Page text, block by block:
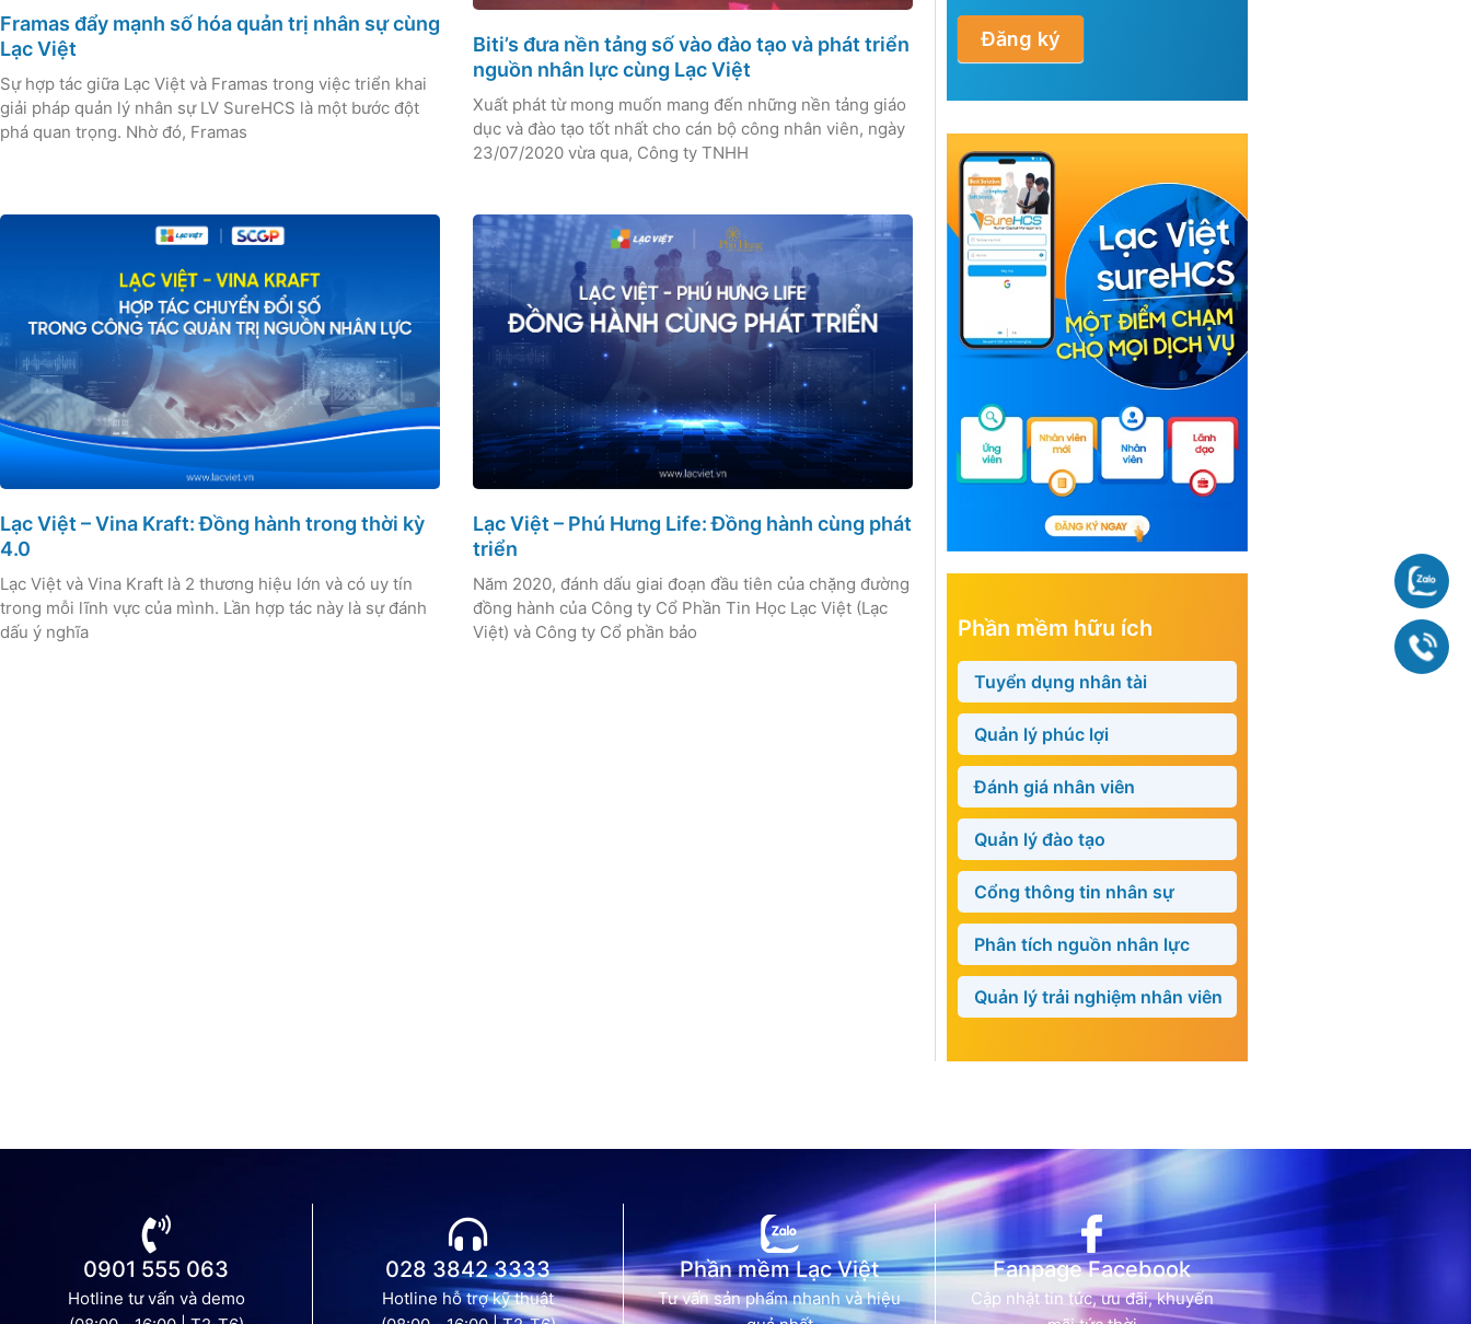
Framas đẩy mạnh số hóa quản trị nhân sự cùng
Lạc Việt
Sự hợp tác giữa Lạc Việt và Framas trong việc triển khai
giải pháp quản lý nhân sự LV SureHCS là một bước đột
phá quan trọng. Nhờ đó, Framas
Biti’s đưa nền tảng số vào đào tạo và phát triển
nguồn nhân lực cùng Lạc Việt
Xuất phát từ mong muốn mang đến những nền tảng giáo
dục và đào tạo tốt nhất cho cán bộ công nhân viên, ngày
23/07/2020 vừa qua, Công ty TNHH
Lạc Việt – Vina Kraft: Đồng hành trong thời kỳ
4.0
Lạc Việt và Vina Kraft là 2 thương hiệu lớn và có uy tín
trong mỗi lĩnh vực của mình. Lần hợp tác này là sự đánh
dấu ý nghĩa
Lạc Việt – Phú Hưng Life: Đồng hành cùng phát
triển
Năm 2020, đánh dấu giai đoạn đầu tiên của chặng đường
đồng hành của Công ty Cổ Phần Tin Học Lạc Việt (Lạc
Việt) và Công ty Cổ phần bảo
Đăng ký
Phần mềm hữu ích
Tuyển dụng nhân tài
Quản lý phúc lợi
Đánh giá nhân viên
Quản lý đào tạo
Cổng thông tin nhân sự
Phân tích nguồn nhân lực
Quản lý trải nghiệm nhân viên
0901 555 063
Hotline tư vấn và demo
028 3842 3333
Hotline hỗ trợ kỹ thuật
Phần mềm Lạc Việt
Tư vấn sản phẩm nhanh và hiệu
Fanpage Facebook
Cập nhật tin tức, ưu đãi, khuyến